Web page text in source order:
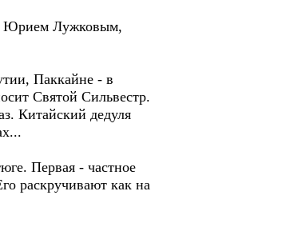
Юрием Лужковым,
Паккайне - в
Святой Сильвестр.
Китайский дедуля
Первая - частное
раскручивают как на